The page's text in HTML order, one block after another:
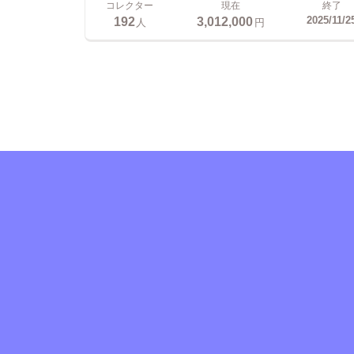
コレクター
192人
現在
3,012,000円
終了
2025/11/